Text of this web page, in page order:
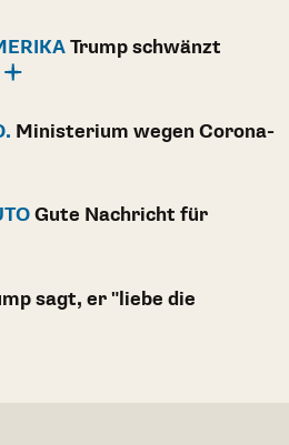
Trump schwänzt
Ministerium wegen Corona-
Gute Nachricht für
sagt, er "liebe die